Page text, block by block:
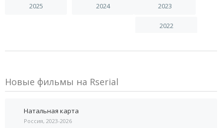
2025 2024 2023
2022
Новые фильмы на Rserial
Натальная карта
Россия, 2023-2026